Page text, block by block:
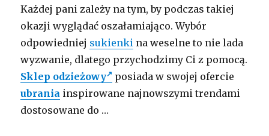
Każdej pani zależy na tym, by podczas takiej
okazji wyglądać oszałamiająco. Wybór
odpowiedniej sukienki na weselne to nie lada
wyzwanie, dlatego przychodzimy Ci z pomocą.
Sklep odzieżowy
posiada w swojej ofercie
ubrania inspirowane najnowszymi trendami
dostosowane do …